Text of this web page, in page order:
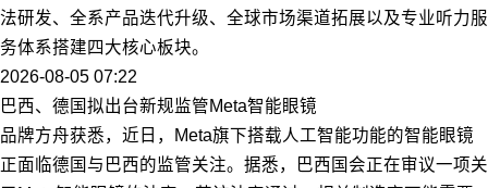
法研发、全系产品迭代升级、全球市场渠道拓展以及专业听力服
务体系搭建四大核心板块。
2026-08-05 07:22
巴西、德国拟出台新规监管Meta智能眼镜
品牌方舟获悉，近日，Meta旗下搭载人工智能功能的智能眼镜
正面临德国与巴西的监管关注。据悉，巴西国会正在审议一项关